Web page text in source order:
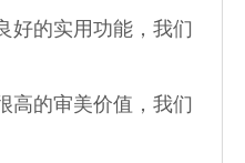
的实用功能，我们
的审美价值，我们